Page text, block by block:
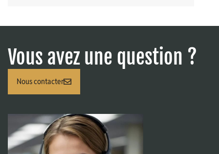
Vous avez une question ?
Nous contacter